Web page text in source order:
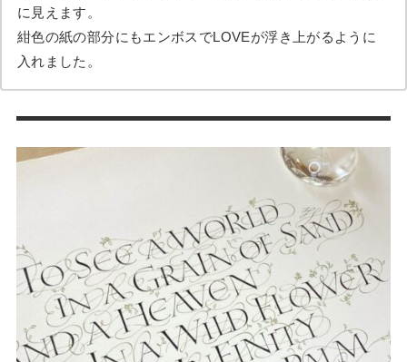
に見えます。
紺色の紙の部分にもエンボスでLOVEが浮き上がるように
入れました。